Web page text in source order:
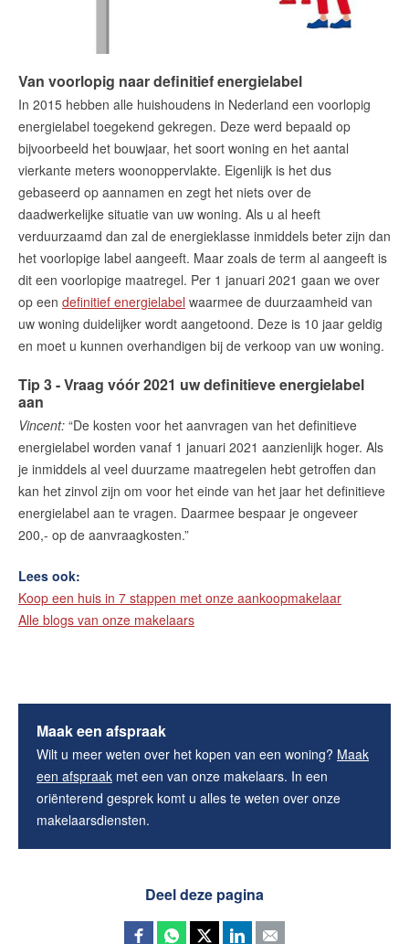
Van voorlopig naar definitief energielabel
In 2015 hebben alle huishoudens in Nederland een voorlopig
energielabel toegekend gekregen. Deze werd bepaald op
bijvoorbeeld het bouwjaar, het soort woning en het aantal
vierkante meters woonoppervlakte. Eigenlijk is het dus
gebaseerd op aannamen en zegt het niets over de
daadwerkelijke situatie van uw woning. Als u al heeft
verduurzaamd dan zal de energieklasse inmiddels beter zijn dan
het voorlopige label aangeeft. Maar zoals de term al aangeeft is
dit een voorlopige maatregel. Per 1 januari 2021 gaan we over
op een definitief energielabel waarmee de duurzaamheid van
uw woning duidelijker wordt aangetoond. Deze is 10 jaar geldig
en moet u kunnen overhandigen bij de verkoop van uw woning.
Tip 3 - Vraag vóór 2021 uw definitieve energielabel
aan
Vincent: “De kosten voor het aanvragen van het definitieve
energielabel worden vanaf 1 januari 2021 aanzienlijk hoger. Als
je inmiddels al veel duurzame maatregelen hebt getroffen dan
kan het zinvol zijn om voor het einde van het jaar het definitieve
energielabel aan te vragen. Daarmee bespaar je ongeveer
200,- op de aanvraagkosten.”
Lees ook:
Koop een huis in 7 stappen met onze aankoopmakelaar
Alle blogs van onze makelaars
Maak een afspraak
Wilt u meer weten over het kopen van een woning? Maak
een afspraak met een van onze makelaars. In een
oriënterend gesprek komt u alles te weten over onze
makelaarsdiensten.
Deel deze pagina